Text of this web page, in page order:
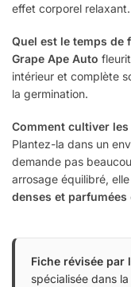
effet corporel relaxant.
Quel est le temps de
Grape Ape Auto
intérieur et complète
la germination.
Comment cultiver les
Plantez-la dans un
demande pas
arrosage équilibré,
denses et parfumées
Fiche révisée par
spécialisée dans